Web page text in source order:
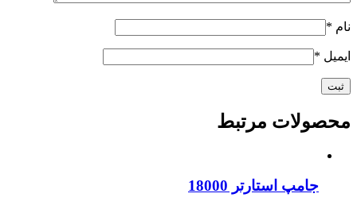
نام *
ایمیل *
محصولات مرتبط
جامپ استارتر 18000